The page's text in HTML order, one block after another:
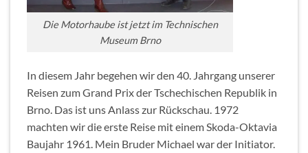
Die Motorhaube ist jetzt im Technischen
Museum Brno
In diesem Jahr begehen wir den 40. Jahrgang unserer
Reisen zum Grand Prix der Tschechischen Republik in
Brno. Das ist uns Anlass zur Rückschau. 1972
machten wir die erste Reise mit einem Skoda-Oktavia
Baujahr 1961. Mein Bruder Michael war der Initiator.